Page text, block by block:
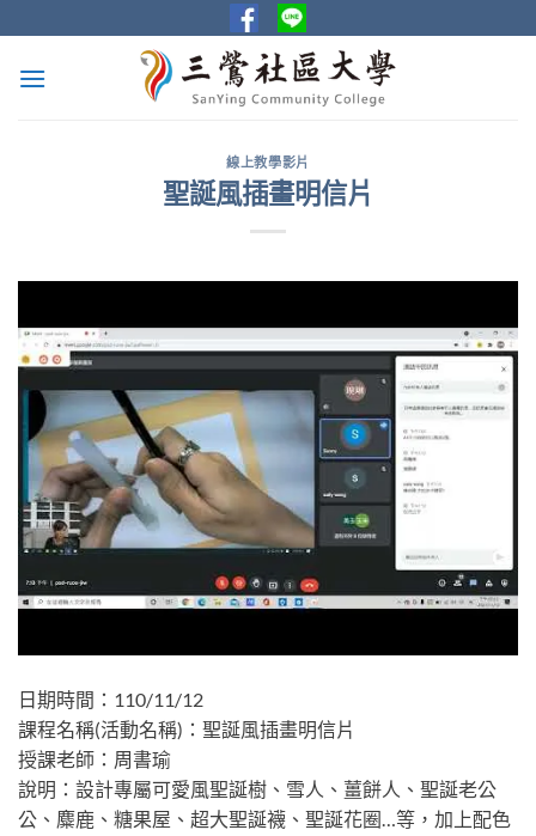
to
content
線上教學影片
聖誕風插畫明信片
日期時間：110/11/12
課程名稱(活動名稱)：聖誕風插畫明信片
授課老師：周書瑜
說明：設計專屬可愛風聖誕樹、雪人、薑餅人、聖誕老公
公、麋鹿、糖果屋、超大聖誕襪、聖誕花圈…等，加上配色